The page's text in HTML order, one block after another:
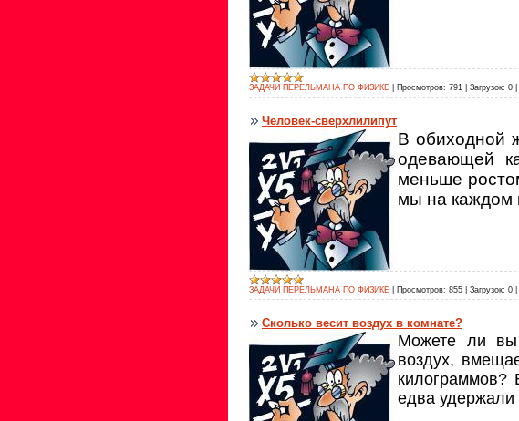
ЗАДАЧИ ПЕРЕЛЬМАНА ПО ФИЗИКЕ Просмотров: 791 Загрузок: 0
Человек-сверхлилипут
В обиходной
одевающей
меньше
мы на каждом
ЗАДАЧИ ПЕРЕЛЬМАНА ПО ФИЗИКЕ Просмотров: 855 Загрузок: 0
Сколько весит воздух в комнате?
Можете ли вы
воздух,
килограммов?
едва удержали